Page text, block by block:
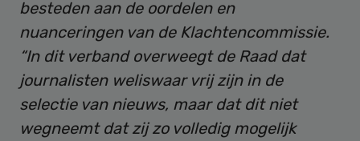
besteden aan de oordelen en
nuanceringen van de Klachtencommissie.
“In dit verband overweegt de Raad dat
journalisten weliswaar vrij zijn in de
selectie van nieuws, maar dat dit niet
wegneemt dat zij zo volledig mogelijk